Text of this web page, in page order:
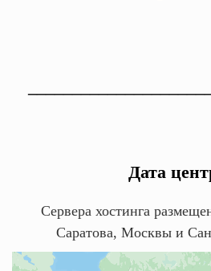
Дата
Сервера хостинга
Саратова, Москвы и